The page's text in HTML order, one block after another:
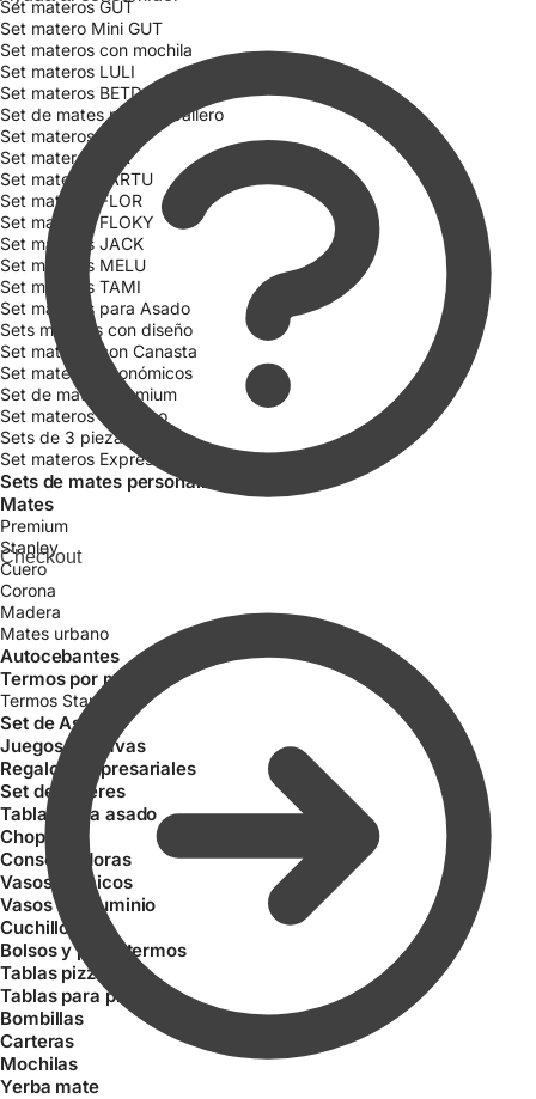
Checkout
Set materos GUT
Set matero Mini GUT
Set materos con mochila
Set materos LULI
Set materos BETD
Set de mates para Caballero
Set materos CATA
Set materos FAR
Set materos FARTU
Set materos FLOR
Set materos FLOKY
Set materos JACK
Set materos MELU
Set materos TAMI
Set materos para Asado
Sets materos con diseño
Set materos con Canasta
Set materos Económicos
Set de mates Premium
Set materos sin bolso
Sets de 3 piezas
Set materos Express
Sets de mates personalizados
Mates
Premium
Stanley
Cuero
Corona
Madera
Mates urbano
Autocebantes
Termos por mayor
Termos Stanley
Set de Asados
Juegos de pavas
Regalos empresariales
Set de Tereres
Tablas para asado
Choperas
Conservadoras
Vasos térmicos
Vasos de aluminio
Cuchillos
Bolsos y porta termos
Tablas pizzeras
Tablas para picada
Bombillas
Carteras
Mochilas
Yerba mate